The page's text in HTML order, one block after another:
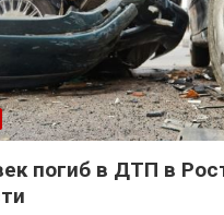
погиб в ДТП в